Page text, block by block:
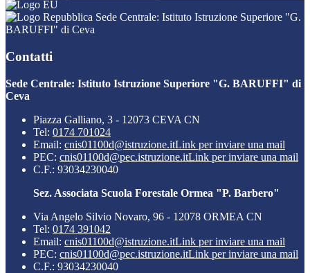
Sede Centrale: Istituto Istruzione Superiore "G.
BARUFFI" di Ceva
Contatti
Sede Centrale: Istituto Istruzione Superiore "G. BARUFFI" di
Ceva
Piazza Galliano, 3 - 12073 CEVA CN
Tel: 0174 701024
Email: cnis01100d@istruzione.itLink per inviare una mail
PEC: cnis01100d@pec.istruzione.itLink per inviare una mail
C.F.: 93034230040
Sez. Associata Scuola Forestale Ormea "P. Barbero"
Via Angelo Silvio Novaro, 96 - 12078 ORMEA CN
Tel: 0174 391042
Email: cnis01100d@istruzione.itLink per inviare una mail
PEC: cnis01100d@pec.istruzione.itLink per inviare una mail
C.F.: 93034230040